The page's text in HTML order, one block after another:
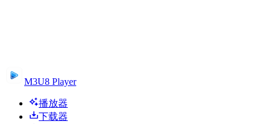
M3U8 Player
播放器
下载器